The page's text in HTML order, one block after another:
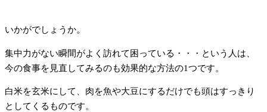
いかがでしょうか。
集中力がない瞬間がよく訪れて困っている・・・という人は、
今の食事を見直してみるのも効果的な方法の1つです。
白米を玄米にして、肉を魚や大豆にするだけでも頭はすっきり
としてくるものです。